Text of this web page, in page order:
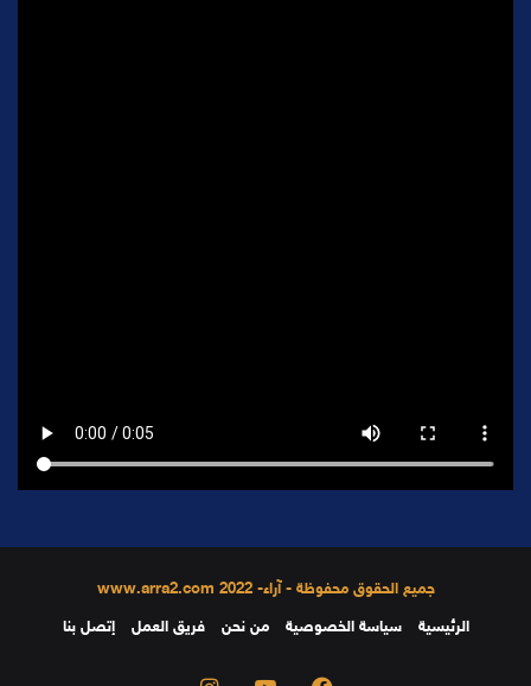
جميع الحقوق محفوظة - آراء- 2022 www.arra2.com
الرئيسية
سياسة الخصوصية من نحن فريق العمل إتصل بنا